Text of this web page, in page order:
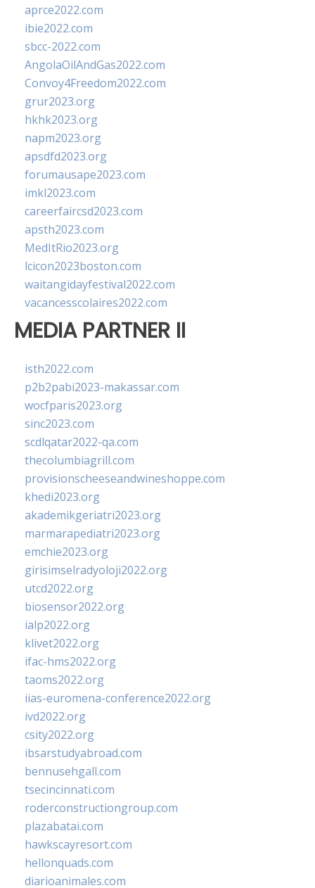
aprce2022.com
ibie2022.com
sbcc-2022.com
AngolaOilAndGas2022.com
Convoy4Freedom2022.com
grur2023.org
hkhk2023.org
napm2023.org
apsdfd2023.org
forumausape2023.com
imkl2023.com
careerfaircsd2023.com
apsth2023.com
MedItRio2023.org
lcicon2023boston.com
waitangidayfestival2022.com
vacancesscolaires2022.com
MEDIA PARTNER II
isth2022.com
p2b2pabi2023-makassar.com
wocfparis2023.org
sinc2023.com
scdlqatar2022-qa.com
thecolumbiagrill.com
provisionscheeseandwineshoppe.com
khedi2023.org
akademikgeriatri2023.org
marmarapediatri2023.org
emchie2023.org
girisimselradyoloji2022.org
utcd2022.org
biosensor2022.org
ialp2022.org
klivet2022.org
ifac-hms2022.org
taoms2022.org
iias-euromena-conference2022.org
ivd2022.org
csity2022.org
ibsarstudyabroad.com
bennusehgall.com
tsecincinnati.com
roderconstructiongroup.com
plazabatai.com
hawkscayresort.com
hellonquads.com
diarioanimales.com